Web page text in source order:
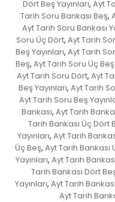
Dört Beş Yayınları, Ayt
Tarih Soru Bankası Beş,
Ayt Tarih Soru Bankası
Soru Üç Dört, Ayt Tarih
Beş Yayınları, Ayt Tarih
Beş, Ayt Tarih Soru Üç Beş
Ayt Tarih Soru Dört, Ayt
Beş Yayınları, Ayt Tarih
Ayt Tarih Soru Beş
Bankası, Ayt Tarih
Tarih Bankası Üç Dört
Yayınları, Ayt Tarih
Üç Beş, Ayt Tarih Bankası
Yayınları, Ayt Tarih
Tarih Bankası Dört
Yayınları, Ayt Tarih
Ayt Tarih